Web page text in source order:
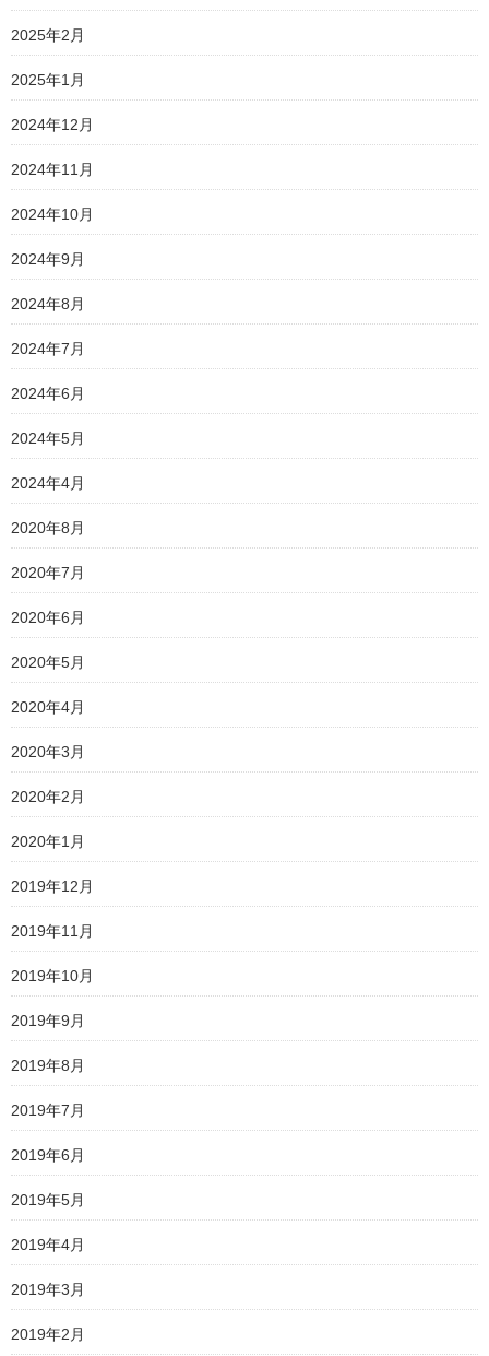
2025年2月
2025年1月
2024年12月
2024年11月
2024年10月
2024年9月
2024年8月
2024年7月
2024年6月
2024年5月
2024年4月
2020年8月
2020年7月
2020年6月
2020年5月
2020年4月
2020年3月
2020年2月
2020年1月
2019年12月
2019年11月
2019年10月
2019年9月
2019年8月
2019年7月
2019年6月
2019年5月
2019年4月
2019年3月
2019年2月